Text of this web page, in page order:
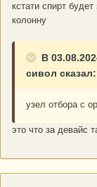
кстати спирт
колонну
В
сивол сказал:
узел отбора с
это что за девайс